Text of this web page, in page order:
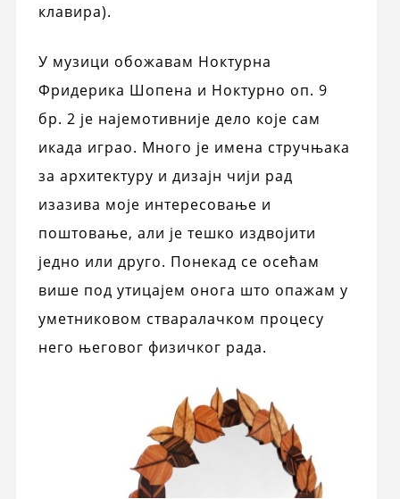
клавира).
У музици обожавам Ноктурна
Фридерика Шопена и Ноктурно оп. 9
бр. 2 је најемотивније дело које сам
икада играо. Много је имена стручњака
за архитектуру и дизајн чији рад
изазива моје интересовање и
поштовање, али је тешко издвојити
једно или друго. Понекад се осећам
више под утицајем онога што опажам у
уметниковом стваралачком процесу
него његовог физичког рада.